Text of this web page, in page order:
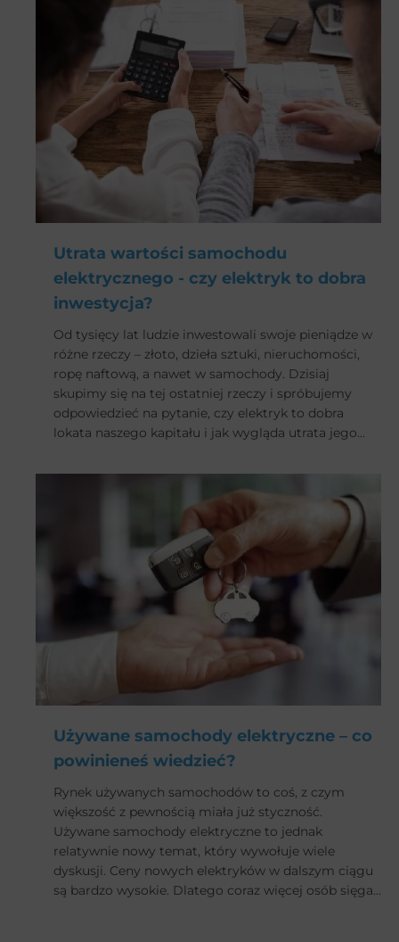
„dokąd zmierzasz…” motoryzacjo? Otóż postęp
technologiczny i coraz to wyższe restrykcje
dotyczące norm spalin, dyskwalifikują wersje
spalinowe stąd wysyp nowych elektryków. Kto zaśpi
na starcie, temu będzie ciężko dogonić czołówkę w
tym wyścigu. Co przyniesie 2021? W naszym
artykule przedstawiamy premierowe modele aut
elektrycznych.
Utrata wartości samochodu
elektrycznego - czy elektryk to dobra
inwestycja?
Od tysięcy lat ludzie inwestowali swoje pieniądze w
różne rzeczy – złoto, dzieła sztuki, nieruchomości,
ropę naftową, a nawet w samochody. Dzisiaj
skupimy się na tej ostatniej rzeczy i spróbujemy
odpowiedzieć na pytanie, czy elektryk to dobra
lokata naszego kapitału i jak wygląda utrata jego
spalinowych?
Używane samochody elektryczne – co
powinieneś wiedzieć?
Rynek używanych samochodów to coś, z czym
większość z pewnością miała już styczność.
Używane samochody elektryczne to jednak
relatywnie nowy temat, który wywołuje wiele
dyskusji. Ceny nowych elektryków w dalszym ciągu
są bardzo wysokie. Dlatego coraz więcej osób sięga